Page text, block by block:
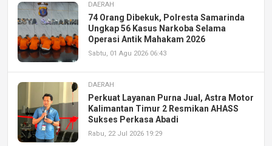
DAERAH
74 Orang Dibekuk, Polresta Samarinda
Ungkap 56 Kasus Narkoba Selama
Operasi Antik Mahakam 2026
Sabtu, 01 Agu 2026 06:43
DAERAH
Perkuat Layanan Purna Jual, Astra Motor
Kalimantan Timur 2 Resmikan AHASS
Sukses Perkasa Abadi
Rabu, 22 Jul 2026 19:29